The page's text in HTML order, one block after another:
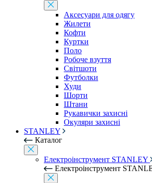
Аксесуари для одягу
Жилети
Кофти
Куртки
Поло
Робоче взуття
Світшоти
Футболки
Худи
Шорти
Штани
Рукавички захисні
Окуляри захисні
STANLEY
Каталог
Електроінструмент STANLEY
Електроінструмент